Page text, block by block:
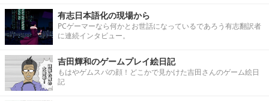
有志日本語化の現場から
PCゲーマーなら何かとお世話になっているであろう有志翻訳者
に連続インタビュー。
吉田輝和のゲームプレイ絵日記
もはやゲムスパの顔！どこかで見かけた吉田さんのゲーム絵日
記